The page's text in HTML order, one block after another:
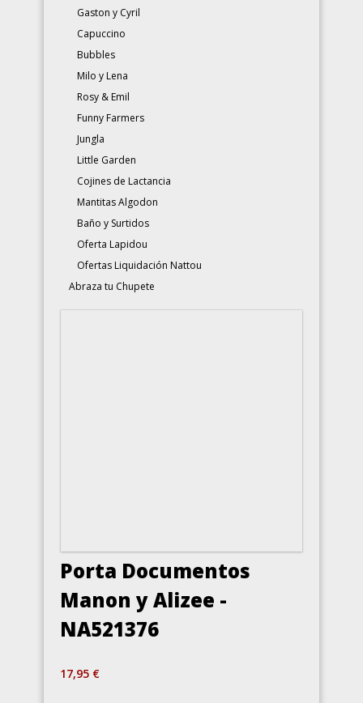
Gaston y Cyril
Capuccino
Bubbles
Milo y Lena
Rosy & Emil
Funny Farmers
Jungla
Little Garden
Cojines de Lactancia
Mantitas Algodon
Baño y Surtidos
Oferta Lapidou
Ofertas Liquidación Nattou
Abraza tu Chupete
Porta Documentos
Manon y Alizee -
NA521376
17,95 €